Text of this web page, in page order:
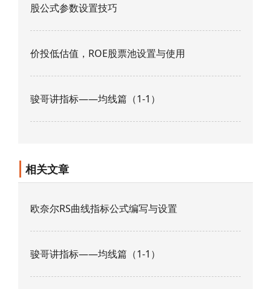
股公式参数设置技巧
价投低估值，ROE股票池设置与使用
骏哥讲指标——均线篇（1-1）
相关文章
欧奈尔RS曲线指标公式编写与设置
骏哥讲指标——均线篇（1-1）